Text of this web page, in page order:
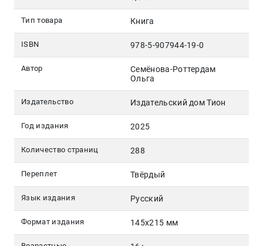
Тип товара Книга
ISBN 978-5-907944-19-0
Автор
Семёнова-Роттердам
Ольга
Издательство Издательский дом Тион
Год издания 2025
Количество страниц 288
Переплет Твёрдый
Язык издания Русский
Формат издания 145х215 мм